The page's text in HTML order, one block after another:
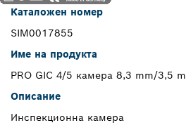
Каталожен номер
SIM0017855
Име на продукта
PRO GIC 4/5 камера 8,3 mm/3,5 m
Описание
Инспекционна камера